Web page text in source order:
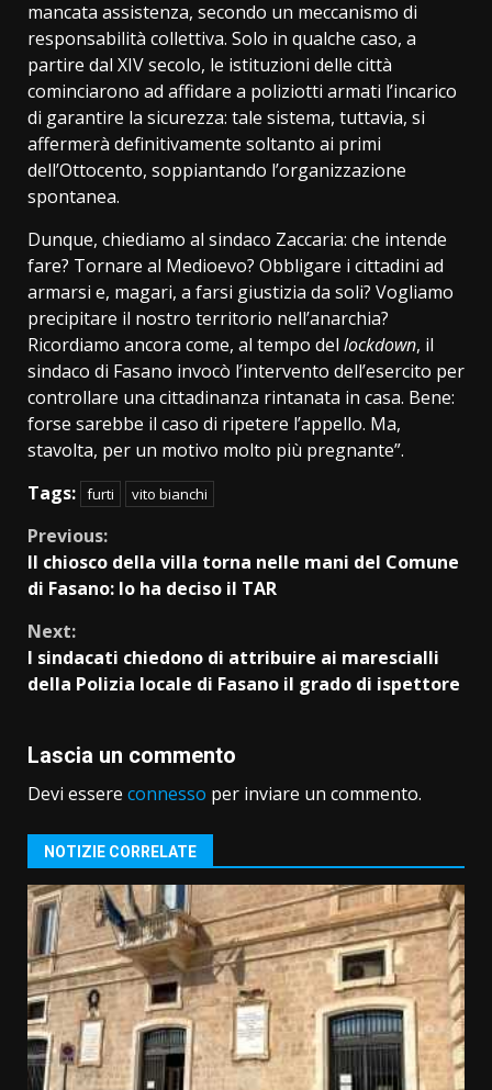
mancata assistenza, secondo un meccanismo di
responsabilità collettiva. Solo in qualche caso, a
partire dal XIV secolo, le istituzioni delle città
cominciarono ad affidare a poliziotti armati l’incarico
di garantire la sicurezza: tale sistema, tuttavia, si
affermerà definitivamente soltanto ai primi
dell’Ottocento, soppiantando l’organizzazione
spontanea.
Dunque, chiediamo al sindaco Zaccaria: che intende
fare? Tornare al Medioevo? Obbligare i cittadini ad
armarsi e, magari, a farsi giustizia da soli? Vogliamo
precipitare il nostro territorio nell’anarchia?
Ricordiamo ancora come, al tempo del lockdown, il
sindaco di Fasano invocò l’intervento dell’esercito per
controllare una cittadinanza rintanata in casa. Bene:
forse sarebbe il caso di ripetere l’appello. Ma,
stavolta, per un motivo molto più pregnante”.
Tags: furti vito bianchi
Continue
Reading
Previous:
Il chiosco della villa torna nelle mani del Comune
di Fasano: lo ha deciso il TAR
Next:
I sindacati chiedono di attribuire ai marescialli
della Polizia locale di Fasano il grado di ispettore
Lascia un commento
Devi essere connesso per inviare un commento.
NOTIZIE CORRELATE